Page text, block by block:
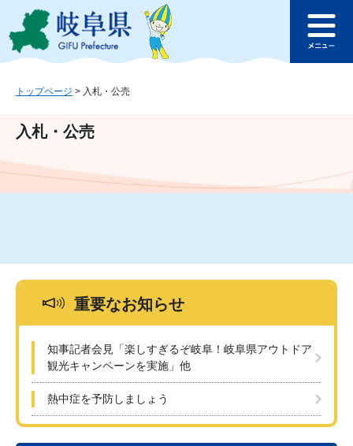
ジ
ュ
文
このページの本文へ
ュ
トップページ > 入札・公売
入札・公売
重要なお知らせ
知事記者会見「楽しすぎるぞ岐阜！岐阜県アウトドア
観光キャンペーンを実施」他
熱中症を予防しましょう